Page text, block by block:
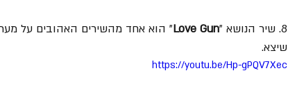
8. שיר הנושא " Love Gun" הוא אחד מהשירים האהובים על
שיצא.
https://youtu.be/Hp-gPQV7Xec